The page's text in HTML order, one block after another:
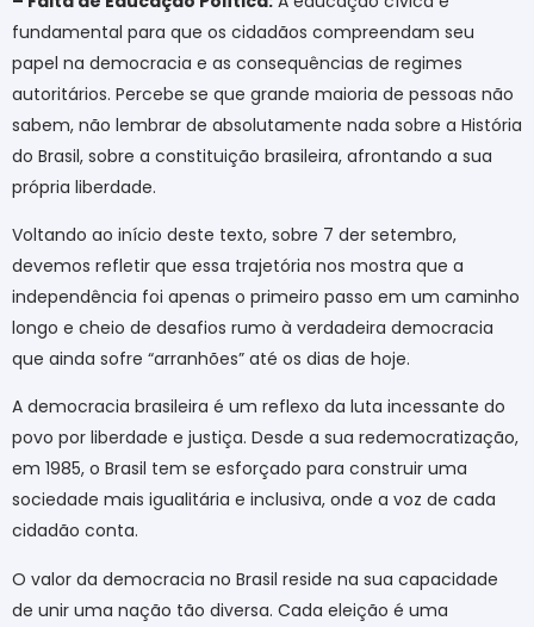
fundamental para que os cidadãos compreendam seu
papel na democracia e as consequências de regimes
autoritários. Percebe se que grande maioria de pessoas não
sabem, não lembrar de absolutamente nada sobre a História
do Brasil, sobre a constituição brasileira, afrontando a sua
própria liberdade.
Voltando ao início deste texto, sobre 7 der setembro,
devemos refletir que essa trajetória nos mostra que a
independência foi apenas o primeiro passo em um caminho
longo e cheio de desafios rumo à verdadeira democracia
que ainda sofre “arranhões” até os dias de hoje.
A democracia brasileira é um reflexo da luta incessante do
povo por liberdade e justiça. Desde a sua redemocratização,
em 1985, o Brasil tem se esforçado para construir uma
sociedade mais igualitária e inclusiva, onde a voz de cada
cidadão conta.
O valor da democracia no Brasil reside na sua capacidade
de unir uma nação tão diversa. Cada eleição é uma